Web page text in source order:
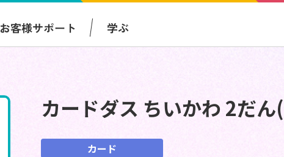
お客様サポート 学ぶ
カードダス ちいかわ 2だ
カード